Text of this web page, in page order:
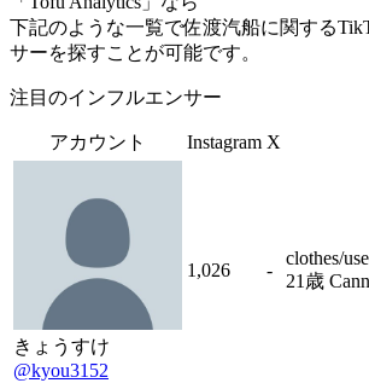
下記のような一覧で佐渡汽船に関する
サーを探すことが可能です。
注目のインフルエンサー
アカウント Instagram X
きょうすけ
@kyou3152
1,026 -
clothes/
21歳